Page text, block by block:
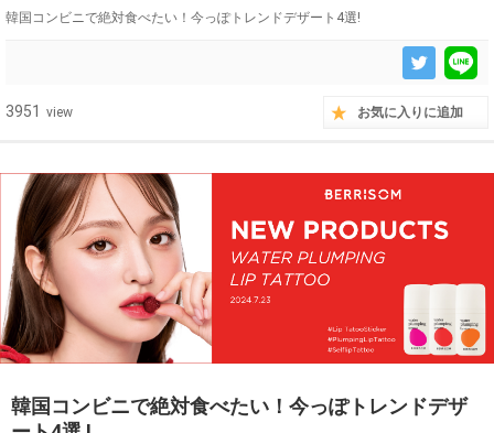
韓国コンビニで絶対食べたい！今っぽトレンドデザート4選!
3951 view お気に入りに追加
韓国コンビニで絶対食べたい！今っぽトレンドデザ